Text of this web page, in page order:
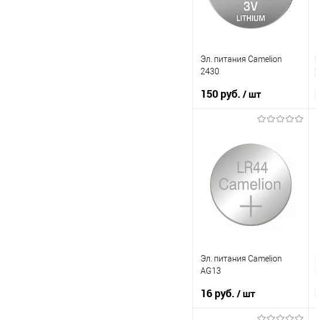
Эл. питания Camelion
2430
150 руб. / шт
К сравнению
В избранное
В наличии
Эл. питания Camelion
AG13
16 руб. / шт